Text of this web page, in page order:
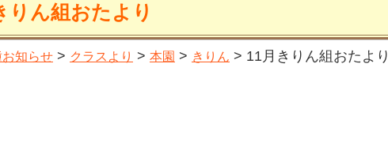
りん組おたより
知らせ > クラスより > 本園 > きりん > 11月きりん組おたより